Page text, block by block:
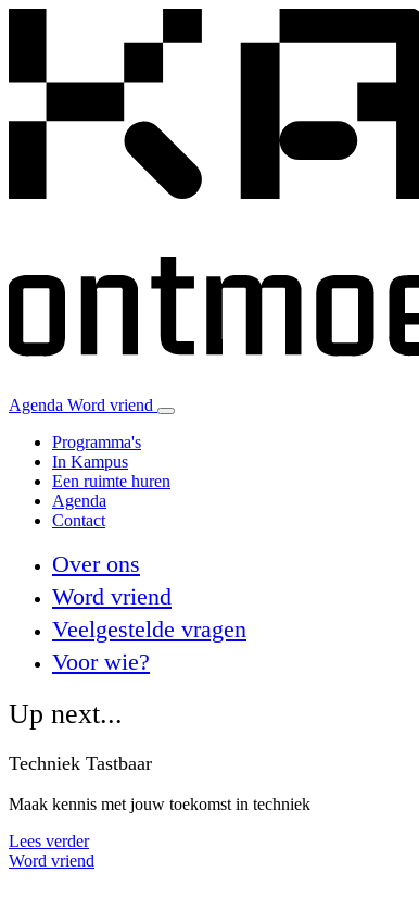
Agenda Word vriend
Programma's
In Kampus
Een ruimte huren
Agenda
Contact
Over ons
Word vriend
Veelgestelde vragen
Voor wie?
Up next...
Techniek Tastbaar
Maak kennis met jouw toekomst in techniek
Lees verder
Word vriend